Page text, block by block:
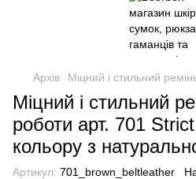
Архів Міцний і стильний
Міцний і стильний
роботи арт. 701
кольору з
Артикул: 701_brown_beltleather